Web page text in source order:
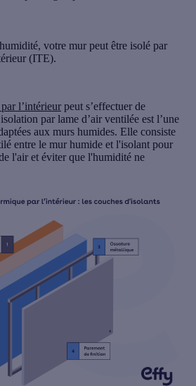
votre mur peut être isolé par
(ITE).
l’intérieur peut s’effectuer de
par lame d’air ventilée est l’une
aux murs humides. Elle consiste
entre le mur humide et l'isolant pour
l'air et éviter que l'humidité ne